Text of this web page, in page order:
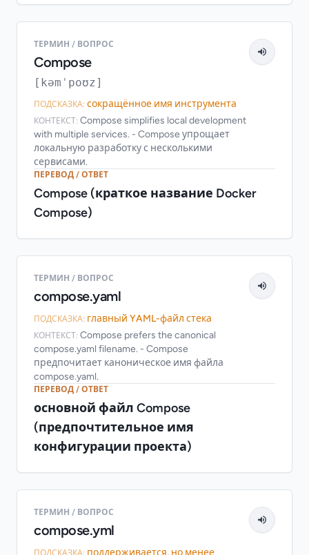
ТЕРМИН / ВОПРОС
Compose
[kəmˈpoʊz]
ПОДСКАЗКА: сокращённое имя инструмента
КОНТЕКСТ: Compose simplifies local development
with multiple services. - Compose упрощает
локальную разработку с несколькими
сервисами.
ПЕРЕВОД / ОТВЕТ
Compose (краткое название Docker
Compose)
ТЕРМИН / ВОПРОС
compose.yaml
ПОДСКАЗКА: главный YAML-файл стека
КОНТЕКСТ: Compose prefers the canonical
compose.yaml filename. - Compose
предпочитает каноническое имя файла
compose.yaml.
ПЕРЕВОД / ОТВЕТ
основной файл Compose
(предпочтительное имя
конфигурации проекта)
ТЕРМИН / ВОПРОС
compose.yml
ПОДСКАЗКА: поддерживается, но менее